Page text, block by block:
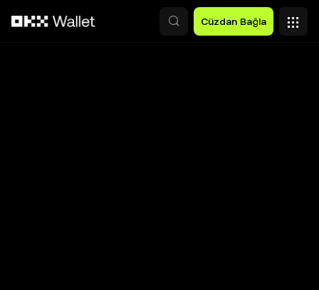
Cüzdan Bağla